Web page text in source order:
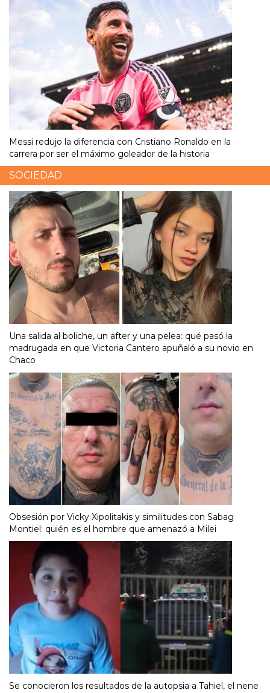
Messi redujo la diferencia con Cristiano Ronaldo en la
carrera por ser el máximo goleador de la historia
SOCIEDAD
Una salida al boliche, un after y una pelea: qué pasó la
madrugada en que Victoria Cantero apuñaló a su novio en
Chaco
Obsesión por Vicky Xipolitakis y similitudes con Sabag
Montiel: quién es el hombre que amenazó a Milei
Se conocieron los resultados de la autopsia a Tahiel, el nene